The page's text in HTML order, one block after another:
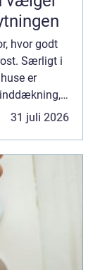
hvor godt
Særligt i
er
for både
31 juli 2026